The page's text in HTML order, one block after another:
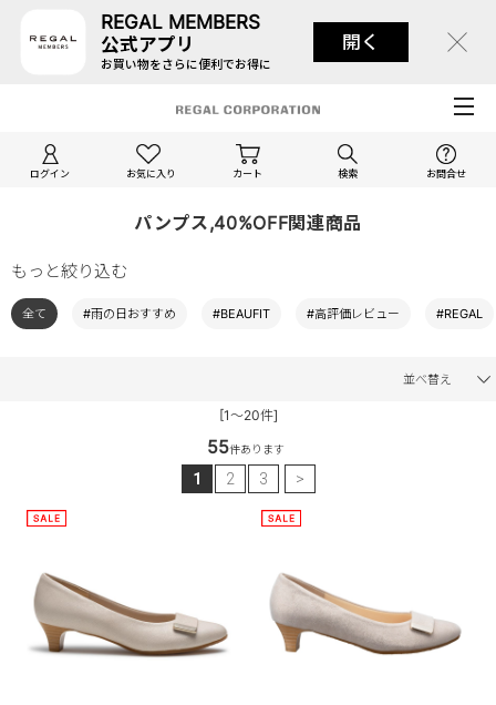
REGAL MEMBERS
公式アプリ
お買い物をさらに便利でお得に
開く
ログイン お気に入り カート 検索 お問合せ
パンプス,40%OFF関連商品
もっと絞り込む
全て #雨の日おすすめ #BEAUFIT #高評価レビュー #REGAL
並べ替え
[1～20件]
55件あります
1 2 3 >